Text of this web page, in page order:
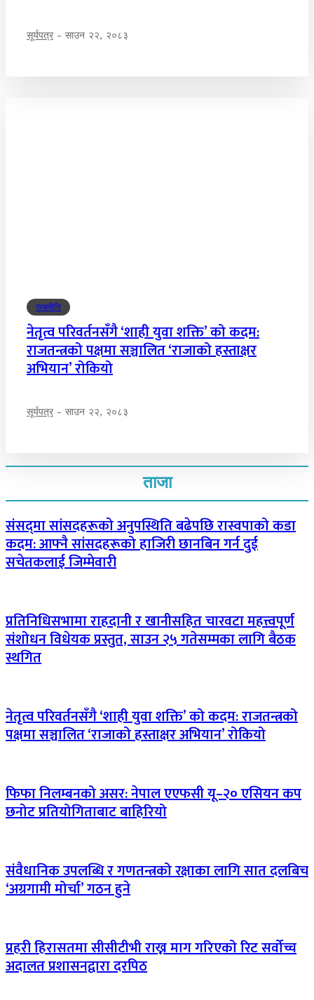
सूर्यपत्र - साउन २२, २०८३
राजनीति
नेतृत्व परिवर्तनसँगै ‘शाही युवा शक्ति’ को कदम:
राजतन्त्रको पक्षमा सञ्चालित ‘राजाको हस्ताक्षर
अभियान’ रोकियो
सूर्यपत्र - साउन २२, २०८३
ताजा
संसद्‌मा सांसदहरूको अनुपस्थिति बढेपछि रास्वपाको कडा
कदम: आफ्नै सांसदहरूको हाजिरी छानबिन गर्न दुई
सचेतकलाई जिम्मेवारी
प्रतिनिधिसभामा राहदानी र खानीसहित चारवटा महत्त्वपूर्ण
संशोधन विधेयक प्रस्तुत, साउन २५ गतेसम्मका लागि बैठक
स्थगित
नेतृत्व परिवर्तनसँगै ‘शाही युवा शक्ति’ को कदम: राजतन्त्रको
पक्षमा सञ्चालित ‘राजाको हस्ताक्षर अभियान’ रोकियो
फिफा निलम्बनको असर: नेपाल एएफसी यू–२० एसियन कप
छनोट प्रतियोगिताबाट बाहिरियो
संवैधानिक उपलब्धि र गणतन्त्रको रक्षाका लागि सात दलबिच
‘अग्रगामी मोर्चा’ गठन हुने
प्रहरी हिरासतमा सीसीटीभी राख्न माग गरिएको रिट सर्वोच्च
अदालत प्रशासनद्वारा दरपिठ